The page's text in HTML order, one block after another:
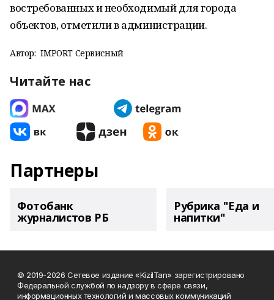
востребованных и необходимый для города
объектов, отметили в администрации.
Автор: IMPORT Сервисный
Читайте нас
Партнеры
Фотобанк
журналистов РБ
Рубрика "Еда и
напитки"
© 2019-2026 Сетевое издание «KizilTan» зарегистрировано
Федеральной службой по надзору в сфере связи,
информационных технологий и массовых коммуникаций